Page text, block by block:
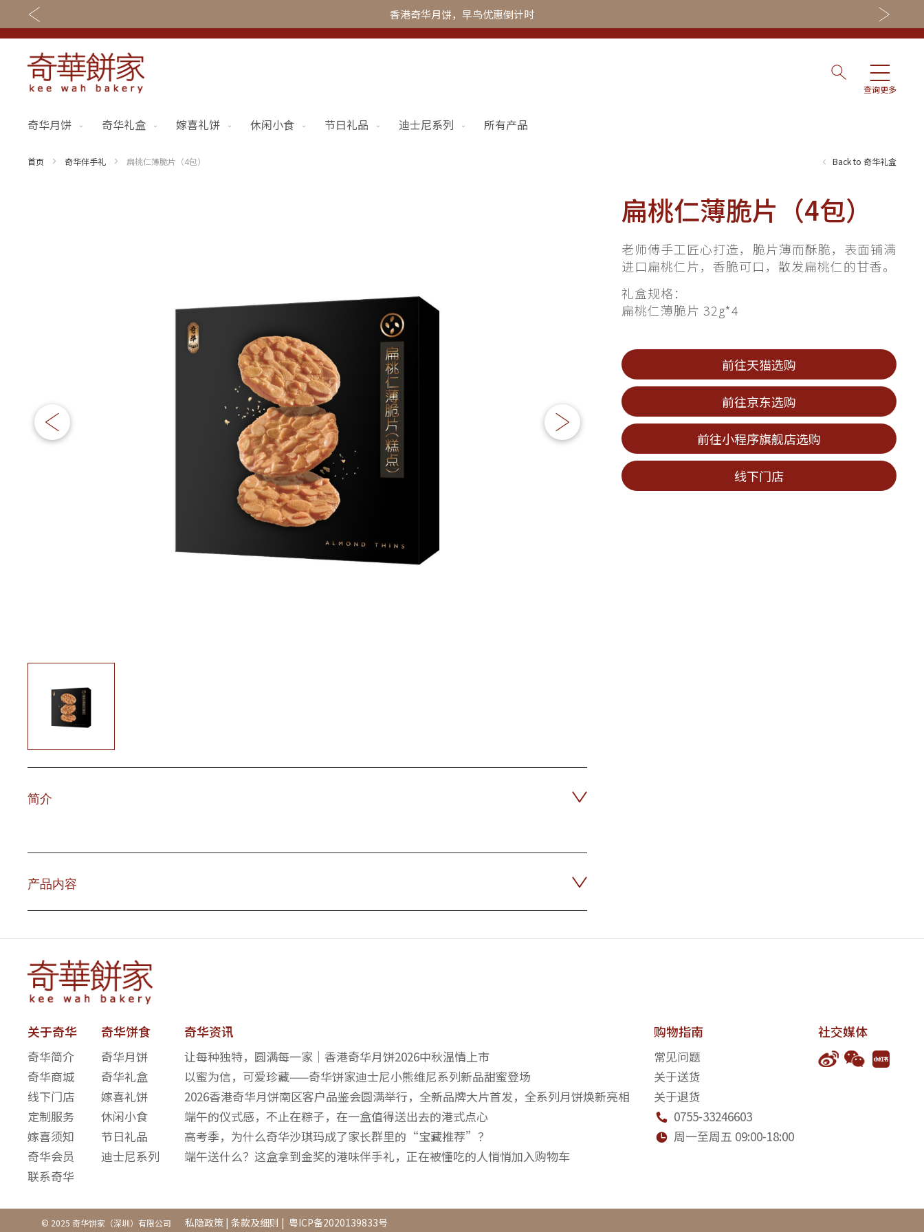
香港奇华月饼，早鸟优惠倒计时
查询更多
关于奇华
奇华传奇
奇华饼食
奇华月饼
迪士尼系列
所有产品
更多
奇华月饼 奇华礼盒 嫁喜礼饼 休闲小食 节日礼品 迪士尼系列 所有产品
首页 奇华伴手礼 扁桃仁薄脆片（4包） Back to 奇华礼盒
扁桃仁薄脆片（4包）
images
gallery
老师傅手工匠心打造，脆片薄而酥脆，表面铺满
进口扁桃仁片，香脆可口，散发扁桃仁的甘香。
礼盒规格：
扁桃仁薄脆片 32g*4
前往天猫选购
前往京东选购
前往小程序旗舰店选购
线下门店
简介
产品内容
社交媒体
关于奇华
奇华简介
奇华商城
线下门店
定制服务
嫁喜须知
奇华会员
联系奇华
奇华饼食
奇华月饼
奇华礼盒
嫁喜礼饼
休闲小食
节日礼品
迪士尼系列
奇华资讯
让每种独特，圆满每一家｜香港奇华月饼2026中秋温情上市
以蜜为信，可爱珍藏——奇华饼家迪士尼小熊维尼系列新品甜蜜登场
2026香港奇华月饼南区客户品鉴会圆满举行，全新品牌大片首发，全系列月饼焕新亮相
端午的仪式感，不止在粽子，在一盒值得送出去的港式点心
高考季，为什么奇华沙琪玛成了家长群里的“宝藏推荐”？
端午送什么？这盒拿到金奖的港味伴手礼，正在被懂吃的人悄悄加入购物车
购物指南
常见问题
关于送货
关于退货
 0755-33246603
 周一至周五 09:00-18:00
© 2025 奇华饼家（深圳）有限公司 私隐政策 | 条款及细则 | 粤ICP备2020139833号